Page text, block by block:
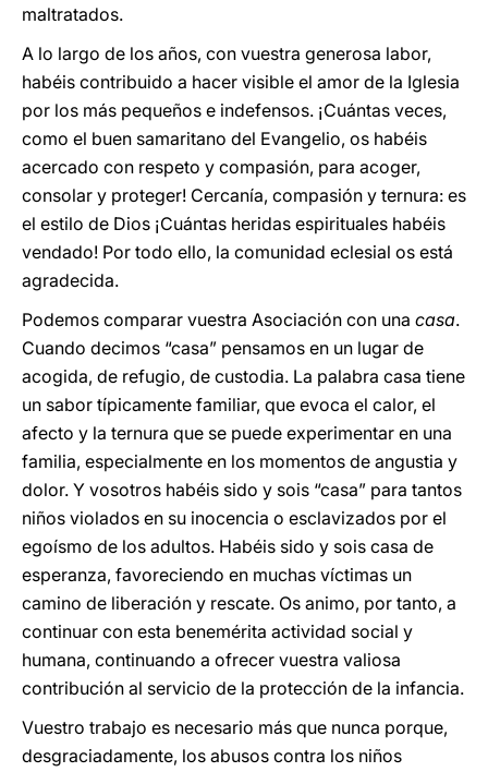
maltratados.
A lo largo de los años, con vuestra generosa labor,
habéis contribuido a hacer visible el amor de la Iglesia
por los más pequeños e indefensos. ¡Cuántas veces,
como el buen samaritano del Evangelio, os habéis
acercado con respeto y compasión, para acoger,
consolar y proteger! Cercanía, compasión y ternura: es
el estilo de Dios ¡Cuántas heridas espirituales habéis
vendado! Por todo ello, la comunidad eclesial os está
agradecida.
Podemos comparar vuestra Asociación con una casa.
Cuando decimos “casa” pensamos en un lugar de
acogida, de refugio, de custodia. La palabra casa tiene
un sabor típicamente familiar, que evoca el calor, el
afecto y la ternura que se puede experimentar en una
familia, especialmente en los momentos de angustia y
dolor. Y vosotros habéis sido y sois “casa” para tantos
niños violados en su inocencia o esclavizados por el
egoísmo de los adultos. Habéis sido y sois casa de
esperanza, favoreciendo en muchas víctimas un
camino de liberación y rescate. Os animo, por tanto, a
continuar con esta benemérita actividad social y
humana, continuando a ofrecer vuestra valiosa
contribución al servicio de la protección de la infancia.
Vuestro trabajo es necesario más que nunca porque,
desgraciadamente, los abusos contra los niños